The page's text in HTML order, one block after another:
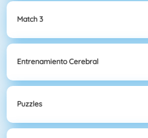
Match 3
Entrenamiento Cerebral
Puzzles